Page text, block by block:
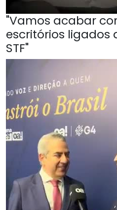
"Vamos acabar
escritórios ligados
STF"